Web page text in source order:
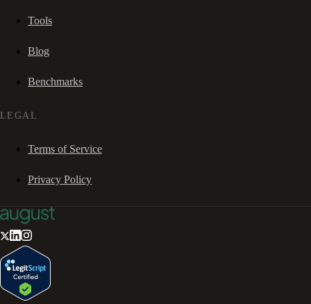
Tools
Blog
Benchmarks
LEGAL
Terms of Service
Privacy Policy